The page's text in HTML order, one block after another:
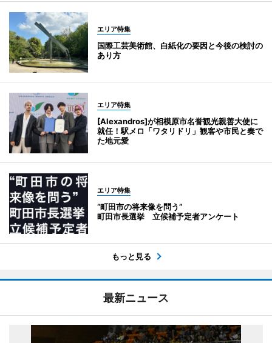
エリア特集
国際工芸美術館、白紙化の要因と今後の検討の
あり方
エリア特集
[Alexandros]が相模原市名誉観光親善大使に
就任！駅メロ「ワタリドリ」観客や市民と奏で
た地元愛
エリア特集
“町田市の将来像を問う”
町田市長選挙 立候補予定者アンケート
もっと見る
最新ニュース